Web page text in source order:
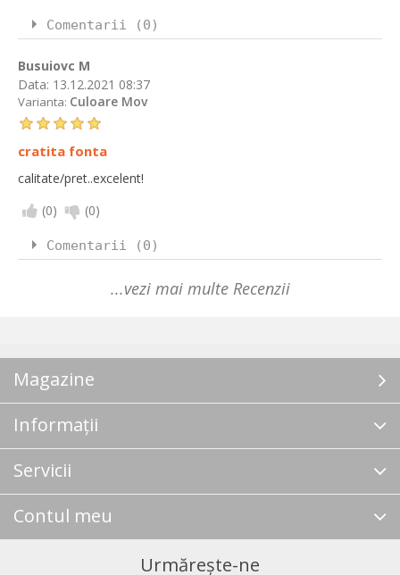
Comentarii (0)
Busuiovc M
Data: 13.12.2021 08:37
Varianta: Culoare Mov
cratita fonta
calitate/pret..excelent!
(0) (0)
Comentarii (0)
...vezi mai multe Recenzii
Magazine
Informații
Servicii
Contul meu
Urmărește-ne